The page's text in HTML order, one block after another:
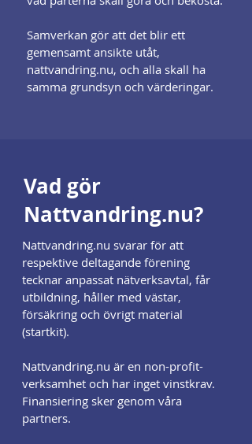
Samverkan gör att det blir ett
gemensamt ansikte utåt,
nattvandring.nu, och alla skall ha
samma grundsyn och värderingar.
Vad gör
Nattvandring.nu?
Nattvandring.nu svarar för att
respektive deltagande förening
tecknar anpassat nätverksavtal, får
utbildning, håller med västar,
försäkring och övrigt material
(startkit).
Nattvandring.nu är en non-profit-
verksamhet och har inget vinstkrav.
Finansiering sker genom våra
partners.